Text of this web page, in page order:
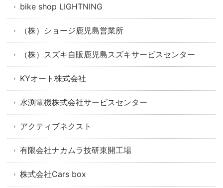
bike shop LIGHTNING
（株）ショージ鹿児島営業所
（株）スズキ自販鹿児島スズキサービスセンター
KYオート株式会社
水渕電機株式会社サービスセンター
アクティブネクスト
有限会社ナカムラ技研東開工場
株式会社Cars box